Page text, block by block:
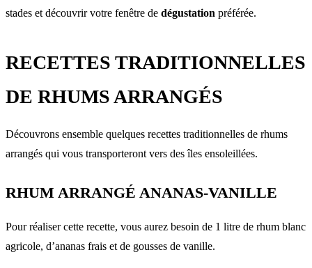
stades et découvrir votre fenêtre de dégustation préférée.
RECETTES TRADITIONNELLES
DE RHUMS ARRANGÉS
Découvrons ensemble quelques recettes traditionnelles de rhums
arrangés qui vous transporteront vers des îles ensoleillées.
RHUM ARRANGÉ ANANAS-VANILLE
Pour réaliser cette recette, vous aurez besoin de 1 litre de rhum blanc
agricole, d’ananas frais et de gousses de vanille.